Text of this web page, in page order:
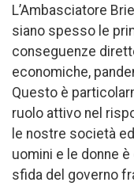
L’Ambasciatore
siano spesso le
conseguenze
economiche,
Questo è
ruolo attivo nel
le nostre società
uomini e le donne è
sfida del governo